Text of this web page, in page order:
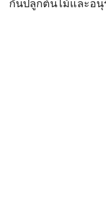
กันปลูกต้นไม้และอ